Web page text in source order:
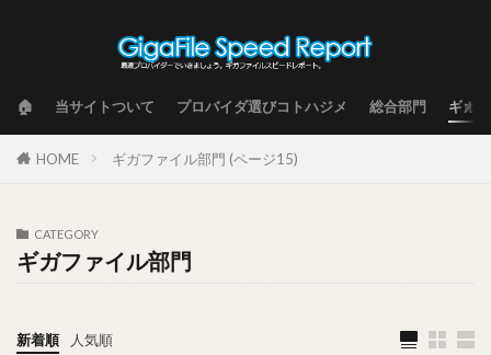
🏠 当サイトついて プロバイダ選びコトハジメ 総合部門 ギガ
HOME ギガファイル部門 (ページ15)
CATEGORY
ギガファイル部門
新着順 人気順